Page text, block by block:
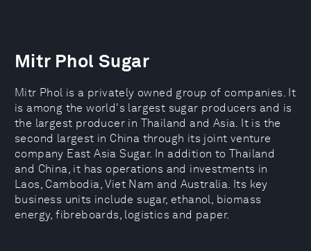
Mitr Phol Sugar
Mitr Phol is a privately owned group of companies. It
is among the world's largest sugar producers and is
the largest producer in Thailand and Asia. It is the
second largest in China through its joint venture
company East Asia Sugar. In addition to Thailand
and China, it has operations and investments in
Laos, Cambodia, Viet Nam and Australia. Its key
business units include sugar, ethanol, biomass
energy, fibreboards, logistics and paper.